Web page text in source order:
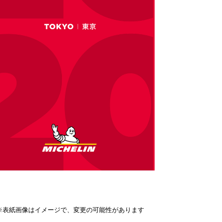
紙画像はイメージで、変更の可能性があります